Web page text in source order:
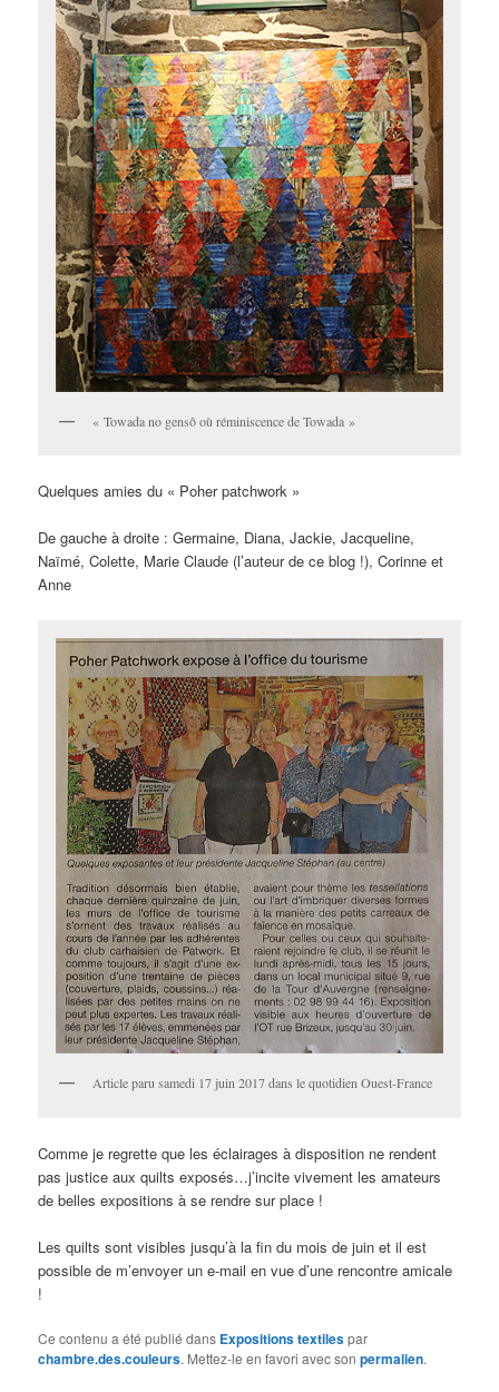
« Towada no gensô où réminiscence de Towada »
Quelques amies du « Poher patchwork »
De gauche à droite : Germaine, Diana, Jackie, Jacqueline,
Naïmé, Colette, Marie Claude (l’auteur de ce blog !), Corinne et
Anne
Article paru samedi 17 juin 2017 dans le quotidien Ouest-France
Comme je regrette que les éclairages à disposition ne rendent
pas justice aux quilts exposés…j’incite vivement les amateurs
de belles expositions à se rendre sur place !
Les quilts sont visibles jusqu’à la fin du mois de juin et il est
possible de m’envoyer un e-mail en vue d’une rencontre amicale
!
Ce contenu a été publié dans Expositions textilespar
chambre.des.couleurs. Mettez-le en favori avec sonpermalien.